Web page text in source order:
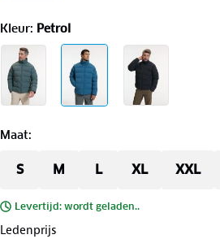
Kleur: Petrol
Maat:
S M L XL XXL
Levertijd: wordt geladen..
Ledenprijs